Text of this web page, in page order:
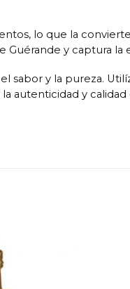
lo que la
y captura la
y la pureza.
autenticidad y